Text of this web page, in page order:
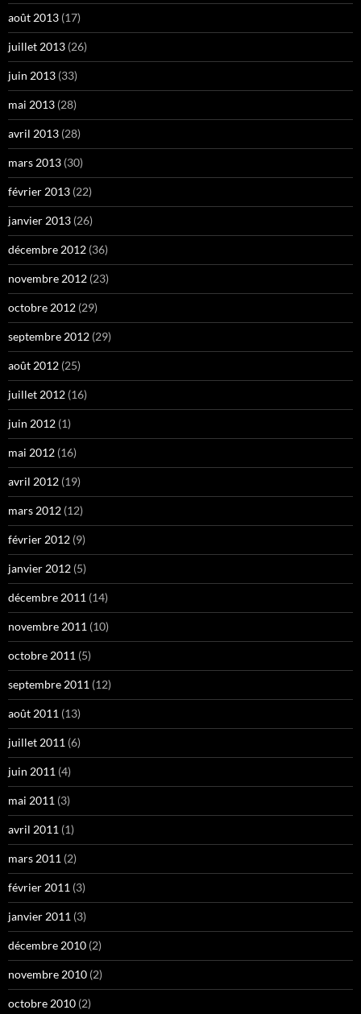
août 2013 (17)
juillet 2013 (26)
juin 2013 (33)
mai 2013 (28)
avril 2013 (28)
mars 2013 (30)
février 2013 (22)
janvier 2013 (26)
décembre 2012 (36)
novembre 2012 (23)
octobre 2012 (29)
septembre 2012 (29)
août 2012 (25)
juillet 2012 (16)
juin 2012 (1)
mai 2012 (16)
avril 2012 (19)
mars 2012 (12)
février 2012 (9)
janvier 2012 (5)
décembre 2011 (14)
novembre 2011 (10)
octobre 2011 (5)
septembre 2011 (12)
août 2011 (13)
juillet 2011 (6)
juin 2011 (4)
mai 2011 (3)
avril 2011 (1)
mars 2011 (2)
février 2011 (3)
janvier 2011 (3)
décembre 2010 (2)
novembre 2010 (2)
octobre 2010 (2)